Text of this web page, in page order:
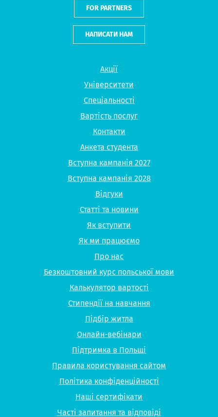
Акції
Університети
Спеціальності
Вартість послуг
Контакти
Анкета студента
Вступна кампанія 2027
Вступна кампанія 2028
Відгуки
Статті та новини
Як вступити
Як ми працюємо
Про нас
Безкоштовний курс польської мови
Калькулятор вартості
Стипендії на навчання
Підбір житла
Онлайн-вебінари
Підтримка в Польщі
Правила користування сайтом
Політика конфіденційності
Наші сертифікати
Часті запитання та відповіді
FOR PARTNERS
НАПИСАТИ НАМ